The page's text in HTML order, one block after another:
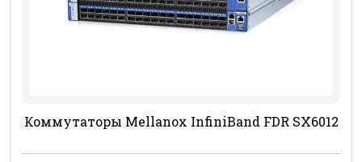
Коммутаторы Mellanox InfiniBand FDR SX6012